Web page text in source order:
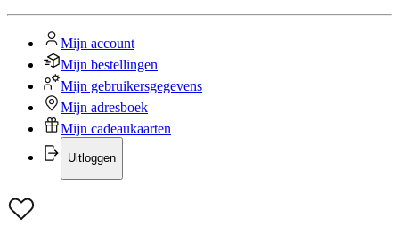
Mijn account
Mijn bestellingen
Mijn gebruikersgegevens
Mijn adresboek
Mijn cadeaukaarten
Uitloggen